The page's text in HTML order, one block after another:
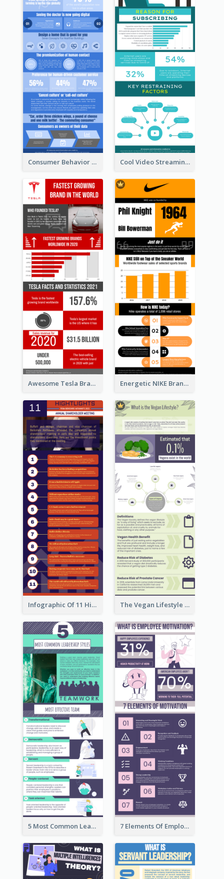
Consumer Behavior Analysis Infographic Design Cool Video Streaming Trend Infographic Design Idea
Awesome Tesla Branding Infographic Design Ideas Energetic NIKE Branding Stories Design Idea
Infographic Of 11 Highlights From Berkshire Hathaway's Shareholder Meeting The Vegan Lifestyle Infographic
5 Most Common Leadership Styles Infographic 7 Elements Of Employee Motivation Infographic